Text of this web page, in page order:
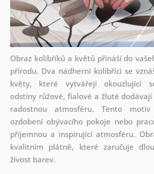
Obraz kolibříků a květů přináší do
přírodu. Dva nádherní kolibříci se
květy, které vytvářejí okouzlující
odstíny růžové, fialové a žluté
radostnou atmosféru. Tento
ozdobení obývacího pokoje nebo
příjemnou a inspirující atmosféru.
kvalitním plátně, které zaručuje
živost barev.